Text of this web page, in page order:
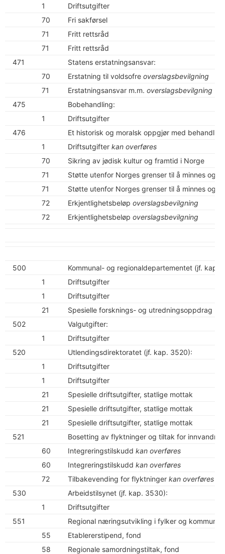
1
Driftsutgifter
70
Fri sakførsel
71
Fritt rettsråd
71
Fritt rettsråd
471
Statens erstatningsansvar:
70
Erstatning til voldsofre overslagsbevilgning
71
Erstatningsansvar m.m. overslagsbevilgning
475
Bobehandling:
1
Driftsutgifter
476
Et historisk og moralsk oppgjør med
1
Driftsutgifter kan overføres
70
Sikring av jødisk kultur og framtid i Norge
71
Støtte utenfor Norges grenser til å minnes og
71
Støtte utenfor Norges grenser til å minnes og
72
Erkjentlighetsbeløp overslagsbevilgning
72
Erkjentlighetsbeløp overslagsbevilgning
500
Kommunal- og regionaldepartementet (jf. kap.
1
Driftsutgifter
1
Driftsutgifter
21
Spesielle forsknings- og utredningsoppdrag
502
Valgutgifter:
1
Driftsutgifter
520
Utlendingsdirektoratet (jf. kap. 3520):
1
Driftsutgifter
1
Driftsutgifter
21
Spesielle driftsutgifter, statlige mottak
21
Spesielle driftsutgifter, statlige mottak
21
Spesielle driftsutgifter, statlige mottak
521
Bosetting av flyktninger og tiltak for
60
Integreringstilskudd kan overføres
60
Integreringstilskudd kan overføres
72
Tilbakevending for flyktninger kan overføres
530
Arbeidstilsynet (jf. kap. 3530):
1
Driftsutgifter
551
Regional næringsutvikling i fylker og kommuner:
55
Etablererstipend, fond
58
Regionale samordningstiltak, fond